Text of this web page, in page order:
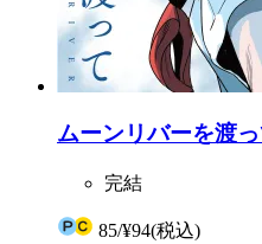
ムーンリバーを渡
完結
85/¥94(税込)